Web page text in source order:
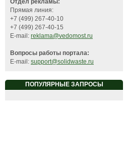
Прямая линия:
+7 (499) 267-40-10
+7 (499) 267-40-15
E-mail: reklama@vedomost.ru
Вопросы работы портала:
E-mail: support@solidwaste.ru
ПОПУЛЯРНЫЕ ЗАПРОСЫ